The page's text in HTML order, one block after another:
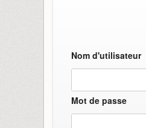
Nom d'utilisateur
Mot de passe